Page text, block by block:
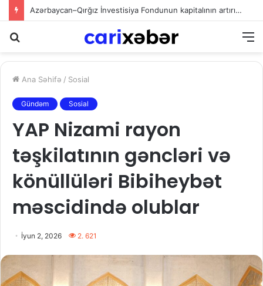
Ana Səhifə / Sosial
Gündəm Sosial
YAP Nizami rayon
təşkilatının gəncləri və
könüllüləri Bibiheybət
məscidində olublar
İyun 2, 2026 2. 621